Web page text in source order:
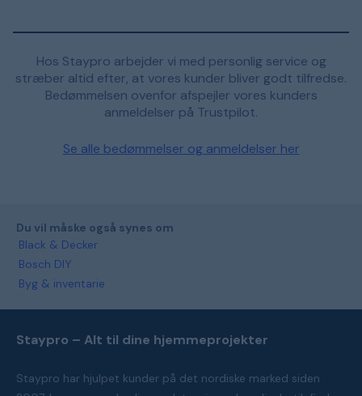
Hos Staypro arbejder vi med personlig service og
stræber altid efter, at vores kunder bliver godt tilfredse.
Bedømmelsen ovenfor afspejler vores kunders
anmeldelser på Trustpilot.
Se alle bedømmelser og anmeldelser her
Du vil måske også synes om
Black & Decker
Bosch DIY
Byg & inventarie
Staypro – Alt til dine hjemmeprojekter
Staypro har hjulpet kunder på det nordiske marked siden